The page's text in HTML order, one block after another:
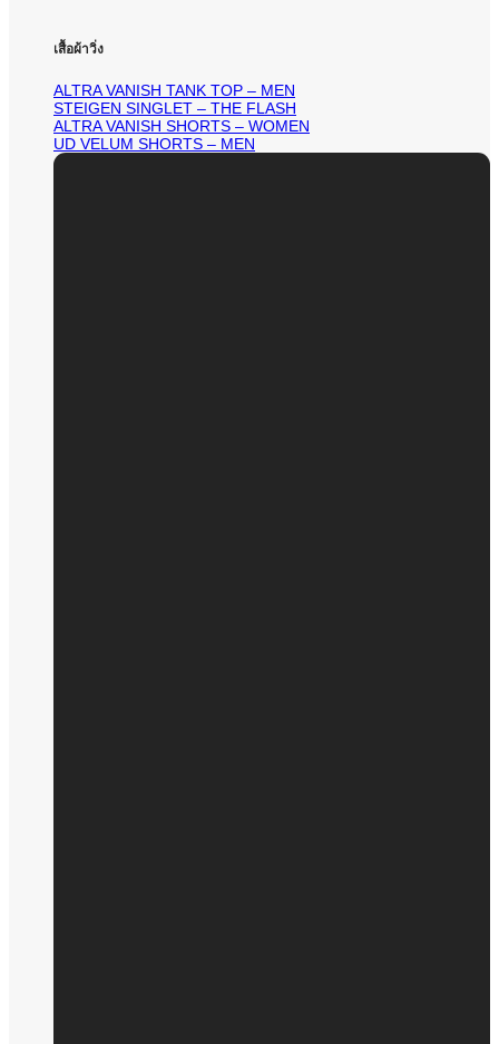
เสื้อผ้าวิ่ง
ALTRA VANISH TANK TOP – MEN
STEIGEN SINGLET – THE FLASH
ALTRA VANISH SHORTS – WOMEN
UD VELUM SHORTS – MEN